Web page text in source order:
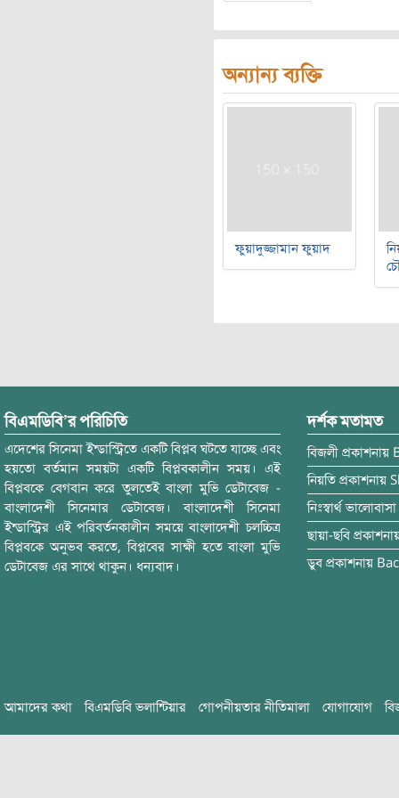
অন্যান্য ব্যক্তি
ফুয়াদুজ্জামান ফুয়াদ
বিএমডিবি’র পরিচিতি
এদেশের সিনেমা ইন্ডাস্ট্রিতে একটি বিপ্লব ঘটতে যাচ্ছে এবং
হয়তো বর্তমান সময়টা একটি বিপ্লবকালীন সময়। এই
বিপ্লবকে বেগবান করে তুলতেই বাংলা মুভি ডেটাবেজ -
বাংলাদেশী সিনেমার ডেটাবেজ। বাংলাদেশী সিনেমা
ইন্ডাস্ট্রির এই পরিবর্তনকালীন সময়ে বাংলাদেশী চলচ্চিত্র
বিপ্লবকে অনুভব করতে, বিপ্লবের সাক্ষী হতে বাংলা মুভি
ডেটাবেজ এর সাথে থাকুন। ধন্যবাদ।
দর্শক মতামত
বিজলী প্রকাশনায়
নিয়তি প্রকাশনায়
নিঃস্বার্থ ভালোবাসা
ছায়া-ছবি
ডুব প্রকাশনায়
আমাদের কথা বিএমডিবি ভলান্টিয়ার গোপনীয়তার নীতিমালা যোগাযোগ